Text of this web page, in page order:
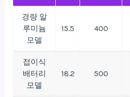
경량 알
루미늄
모델
15.5 400
접이식
배터리
모델
18.2 500